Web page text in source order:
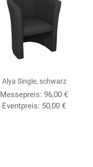
Alya Single, schwarz
Messepreis: 96,00 €
Eventpreis: 50,00 €